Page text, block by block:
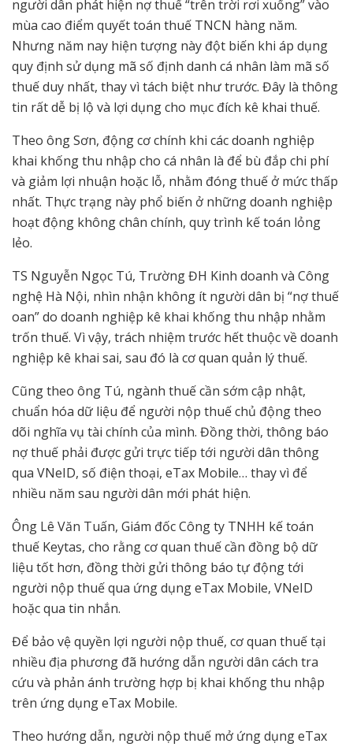
người dân phát hiện nợ thuế “trên trời rơi xuống” vào
mùa cao điểm quyết toán thuế TNCN hàng năm.
Nhưng năm nay hiện tượng này đột biến khi áp dụng
quy định sử dụng mã số định danh cá nhân làm mã số
thuế duy nhất, thay vì tách biệt như trước. Đây là thông
tin rất dễ bị lộ và lợi dụng cho mục đích kê khai thuế.
Theo ông Sơn, động cơ chính khi các doanh nghiệp
khai khống thu nhập cho cá nhân là để bù đắp chi phí
và giảm lợi nhuận hoặc lỗ, nhằm đóng thuế ở mức thấp
nhất. Thực trạng này phổ biến ở những doanh nghiệp
hoạt động không chân chính, quy trình kế toán lỏng
lẻo.
TS Nguyễn Ngọc Tú, Trường ĐH Kinh doanh và Công
nghệ Hà Nội, nhìn nhận không ít người dân bị “nợ thuế
oan” do doanh nghiệp kê khai khống thu nhập nhằm
trốn thuế. Vì vậy, trách nhiệm trước hết thuộc về doanh
nghiệp kê khai sai, sau đó là cơ quan quản lý thuế.
Cũng theo ông Tú, ngành thuế cần sớm cập nhật,
chuẩn hóa dữ liệu để người nộp thuế chủ động theo
dõi nghĩa vụ tài chính của mình. Đồng thời, thông báo
nợ thuế phải được gửi trực tiếp tới người dân thông
qua VNeID, số điện thoại, eTax Mobile… thay vì để
nhiều năm sau người dân mới phát hiện.
Ông Lê Văn Tuấn, Giám đốc Công ty TNHH kế toán
thuế Keytas, cho rằng cơ quan thuế cần đồng bộ dữ
liệu tốt hơn, đồng thời gửi thông báo tự động tới
người nộp thuế qua ứng dụng eTax Mobile, VNeID
hoặc qua tin nhắn.
Để bảo vệ quyền lợi người nộp thuế, cơ quan thuế tại
nhiều địa phương đã hướng dẫn người dân cách tra
cứu và phản ánh trường hợp bị khai khống thu nhập
trên ứng dụng eTax Mobile.
Theo hướng dẫn, người nộp thuế mở ứng dụng eTax